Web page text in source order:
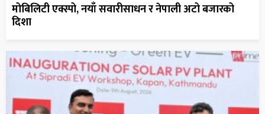
मोबिलिटी एक्स्पो, नयाँ सवारीसाधन र नेपाली अटो बजारको
दिशा